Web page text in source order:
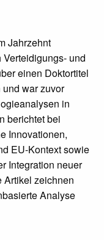
Jahrzehnt
und
einen Doktortitel
war zuvor
in
berichtet bei
Innovationen,
EU-Kontext sowie
Integration neuer
Artikel zeichnen
Analyse